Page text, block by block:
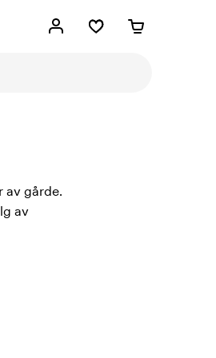
av gårde.
av